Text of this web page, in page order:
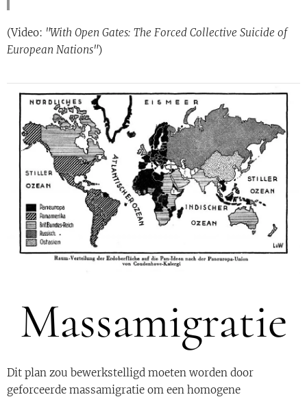
(Video: "With Open Gates: The Forced Collective Suicide of
European Nations")
Massamigratie
Dit plan zou bewerkstelligd moeten worden door
geforceerde massamigratie om een homogene